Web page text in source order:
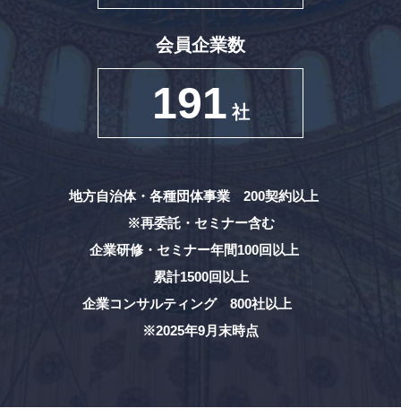
会員企業数
191 社
地方自治体・各種団体事業 200契約以上
※再委託・セミナー含む
企業研修・セミナー年間100回以上
累計1500回以上
企業コンサルティング 800社以上
※2025年9月末時点